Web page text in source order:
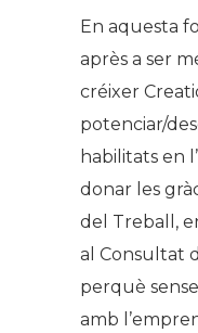
En aquesta
après a ser
créixer
potenciar/
habilitats en
donar les
del Treball,
al Consultat
perquè
amb